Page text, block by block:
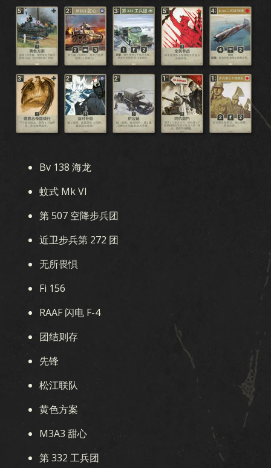
Bv 138 海龙
蚊式 Mk VI
第 507 空降步兵团
近卫步兵第 272 团
无所畏惧
Fi 156
RAAF 闪电 F-4
团结则存
先锋
松江联队
黄色方案
M3A3 甜心
第 332 工兵团
游戏
KARDS 是什么 如何游戏 商店
国家
KARDS 学院
常见问题
收藏 卡组生成器
扩展包
澳新风暴 早期战争
联合战线